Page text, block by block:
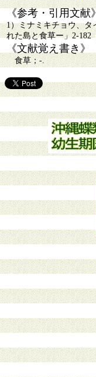
《参考・引用文献》
1）ミナミキチョウ、
れた島と食草ー」2-182
《文献覚え書き》
食草；-.